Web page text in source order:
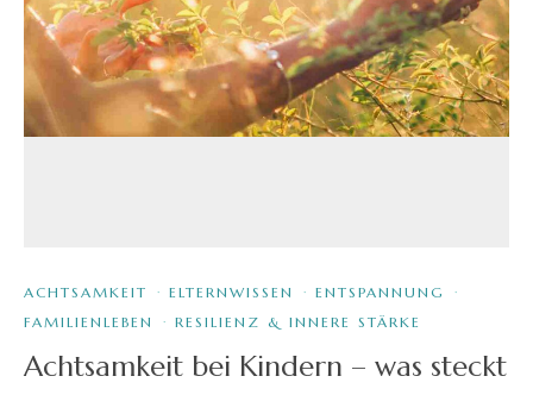
ACHTSAMKEIT · ELTERNWISSEN · ENTSPANNUNG
·
FAMILIENLEBEN
· RESILIENZ & INNERE STÄRKE
Achtsamkeit bei Kindern – was steckt